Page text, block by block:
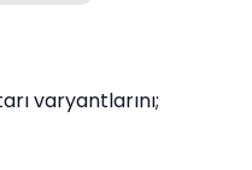
varyantlarını;